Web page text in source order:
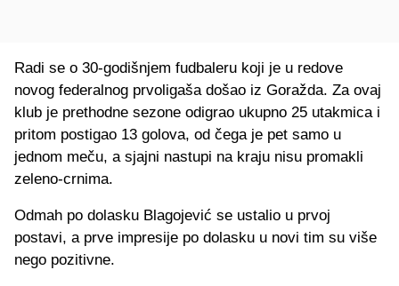
Radi se o 30-godišnjem fudbaleru koji je u redove
novog federalnog prvoligaša došao iz Goražda. Za ovaj
klub je prethodne sezone odigrao ukupno 25 utakmica i
pritom postigao 13 golova, od čega je pet samo u
jednom meču, a sjajni nastupi na kraju nisu promakli
zeleno-crnima.
Odmah po dolasku Blagojević se ustalio u prvoj
postavi, a prve impresije po dolasku u novi tim su više
nego pozitivne.